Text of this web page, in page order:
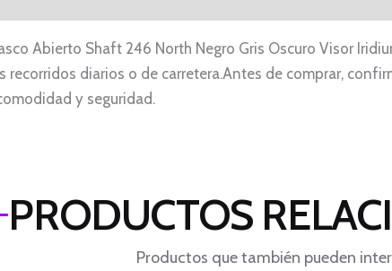
Abierto Shaft 246 North Negro Gris Oscuro Visor
diarios o de carretera.Antes de comprar,
y seguridad.
PRODUCTOS
Productos que también pueden